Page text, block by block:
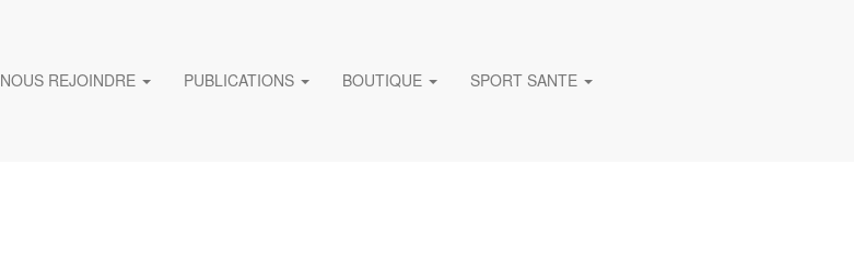
NOUS REJOINDRE PUBLICATIONS BOUTIQUE SPORT SANTE